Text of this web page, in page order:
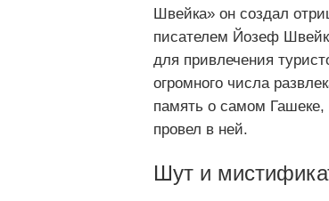
Швейка» он создал
писателем Йозеф Швейк
для привлечения
огромного числа
память о самом
провел в ней.
Шут и